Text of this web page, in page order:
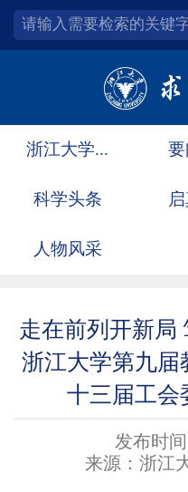
浙江大学...
科学头条
人物风采
走在前列开新
浙江大学第九届
十三届工会
发布时
来源：浙江